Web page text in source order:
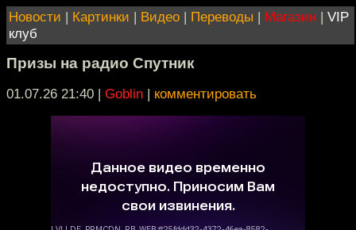
Новости | Картинки | Видео | Переводы | Магазин | VIP
клуб
Призы на радио Спутник
01.07.26 21:40 | Goblin | комментировать